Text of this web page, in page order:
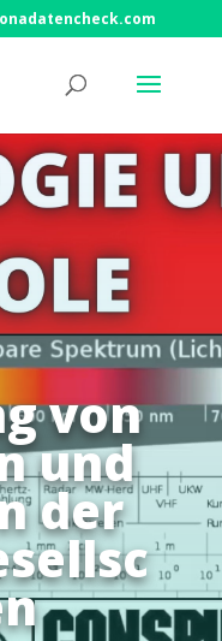
von
und
der